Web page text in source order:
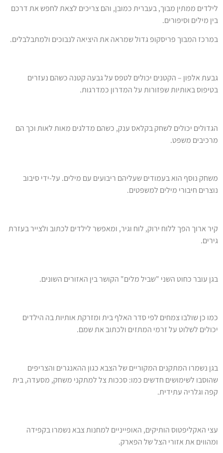
מבוך, בעברית כמובן, והם צריכים לצאת לחפש את דרכם
וסיפורים.
פריסקופ גדול שמראה את היציאה לנבוכים ולמתבלבלים.
– הקטנים יכולים לטפס על גבעה קטנה כשהם נעזרים
שפזורות על המדרון כמדרגות.
יכולים לשחק בקלאס ענק, כשהם מדלגים מאות לאות וכך הם
משפט.
הוא בעמודים שעליהם ריבועים עם מילים. על-ידי סיבוב
מילים למשפטים.
הפך ללוח ירוק, לוח וגיר, ומאפשר לילדים לכתוב ולצייר בעזרת
כחוט השני "שביל מלים" הקושר בין האזורים השונים.
צמחים לפי סדר האלף בית ומזרקת אותיות בה הילדים
על זרמי המתזים ולכתוב את שמם.
המתקנים המקוריים של הצבא כגון ההאנגרים והצריפים
חדשים כמו: סככות צל למתקני משחק, מסעדה, בית
עתידית.
הותיקים, האופייניים למחנות צבא נשמרו בקפידה
את אזורי הצל של הפארק.